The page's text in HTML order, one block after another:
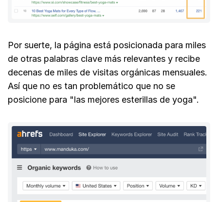
Por suerte, la página está posicionada para miles
de otras palabras clave más relevantes y recibe
decenas de miles de visitas orgánicas mensuales.
Así que no es tan problemático que no se
posicione para "las mejores esterillas de yoga".